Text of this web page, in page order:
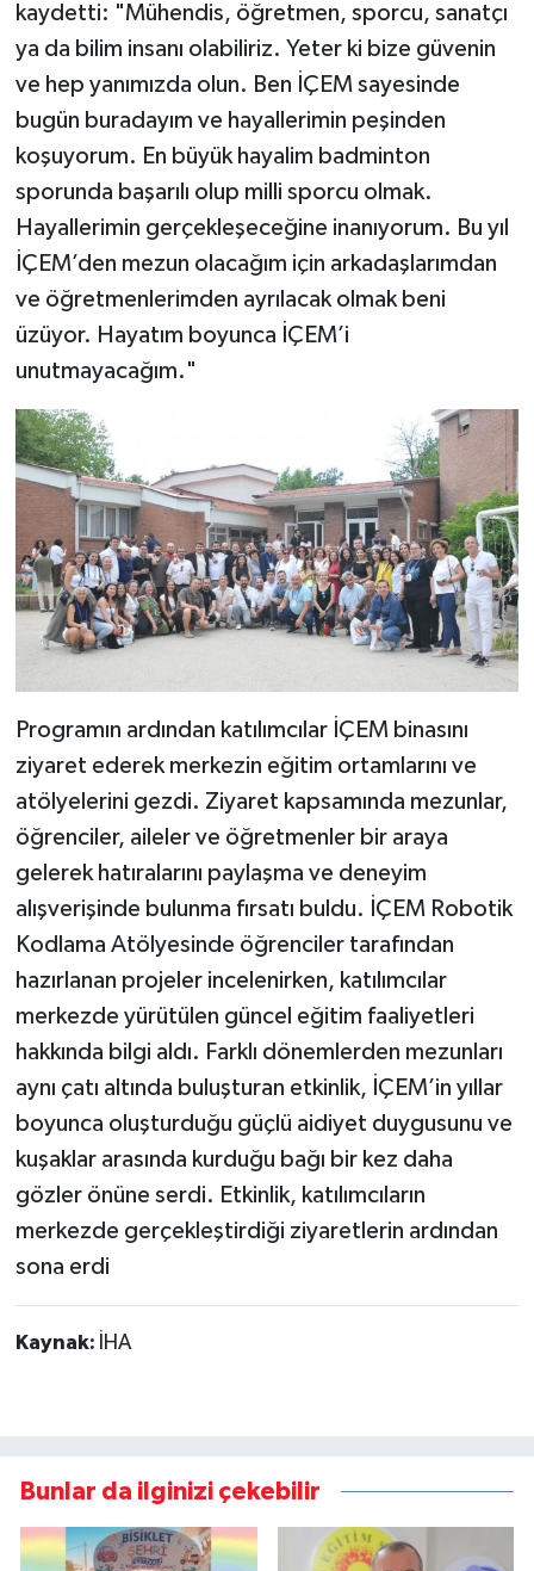
kaydetti: "Mühendis, öğretmen, sporcu, sanatçı
ya da bilim insanı olabiliriz. Yeter ki bize güvenin
ve hep yanımızda olun. Ben İÇEM sayesinde
bugün buradayım ve hayallerimin peşinden
koşuyorum. En büyük hayalim badminton
sporunda başarılı olup milli sporcu olmak.
Hayallerimin gerçekleşeceğine inanıyorum. Bu yıl
İÇEM’den mezun olacağım için arkadaşlarımdan
ve öğretmenlerimden ayrılacak olmak beni
üzüyor. Hayatım boyunca İÇEM’i
unutmayacağım."
Programın ardından katılımcılar İÇEM binasını
ziyaret ederek merkezin eğitim ortamlarını ve
atölyelerini gezdi. Ziyaret kapsamında mezunlar,
öğrenciler, aileler ve öğretmenler bir araya
gelerek hatıralarını paylaşma ve deneyim
alışverişinde bulunma fırsatı buldu. İÇEM Robotik
Kodlama Atölyesinde öğrenciler tarafından
hazırlanan projeler incelenirken, katılımcılar
merkezde yürütülen güncel eğitim faaliyetleri
hakkında bilgi aldı. Farklı dönemlerden mezunları
aynı çatı altında buluşturan etkinlik, İÇEM’in yıllar
boyunca oluşturduğu güçlü aidiyet duygusunu ve
kuşaklar arasında kurduğu bağı bir kez daha
gözler önüne serdi. Etkinlik, katılımcıların
merkezde gerçekleştirdiği ziyaretlerin ardından
sona erdi
Kaynak: İHA
Bunlar da ilginizi çekebilir